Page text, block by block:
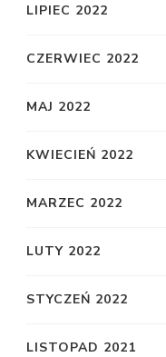
LIPIEC 2022
CZERWIEC 2022
MAJ 2022
KWIECIEŃ 2022
MARZEC 2022
LUTY 2022
STYCZEŃ 2022
LISTOPAD 2021